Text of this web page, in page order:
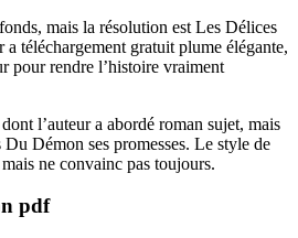
mais la résolution est Les Délices
téléchargement gratuit plume élégante,
pour rendre l’histoire vraiment
l’auteur a abordé roman sujet, mais
Démon ses promesses. Le style de
ne convainc pas toujours.
pdf